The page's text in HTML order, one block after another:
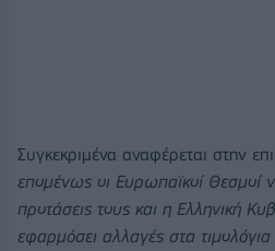
Συγκεκριμένα αναφέρεται στην
επομένως οι Ευρωπαϊκοί Θεσμοί
προτάσεις τους και η Ελληνική
εφαρμόσει αλλαγές στα τιμολόγια